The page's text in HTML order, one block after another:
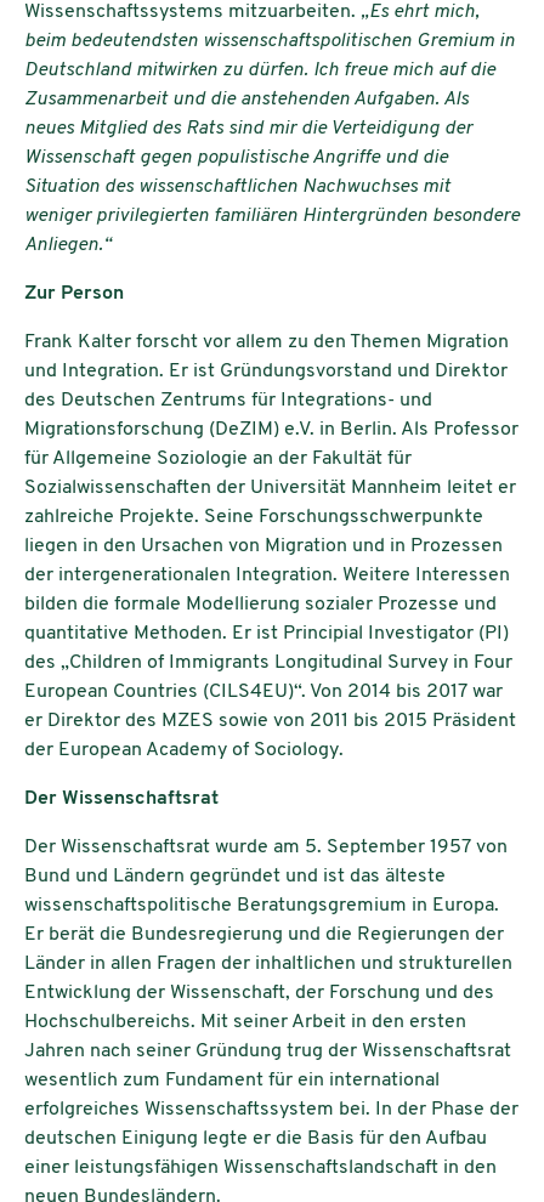
Wissenschaftssystems mitzuarbeiten. „Es ehrt mich,
beim bedeutendsten wissenschaftspolitischen Gremium in
Deutschland mitwirken zu dürfen. Ich freue mich auf die
Zusammenarbeit und die anstehenden Aufgaben. Als
neues Mitglied des Rats sind mir die Verteidigung der
Wissenschaft gegen populistische Angriffe und die
Situation des wissenschaftlichen Nachwuchses mit
weniger privilegierten familiären Hintergründen besondere
Anliegen.“
Zur Person
Frank Kalter forscht vor allem zu den Themen Migration
und Integration. Er ist Gründungsvorstand und Direktor
des Deutschen Zentrums für Integrations- und
Migrationsforschung (DeZIM) e.V. in Berlin. Als Professor
für Allgemeine Soziologie an der Fakultät für
Sozialwissenschaften der Universität Mannheim leitet er
zahlreiche Projekte. Seine Forschungsschwerpunkte
liegen in den Ursachen von Migration und in Prozessen
der intergenerationalen Integration. Weitere Interessen
bilden die formale Modellierung sozialer Prozesse und
quantitative Methoden. Er ist Principial Investigator (PI)
des „Children of Immigrants Longitudinal Survey in Four
European Countries (CILS4EU)“. Von 2014 bis 2017 war
er Direktor des MZES sowie von 2011 bis 2015 Präsident
der European Academy of Sociology.
Der Wissenschaftsrat
Der Wissenschaftsrat wurde am 5. September 1957 von
Bund und Ländern gegründet und ist das älteste
wissenschaftspolitische Beratungsgremium in Europa.
Er berät die Bundesregierung und die Regierungen der
Länder in allen Fragen der inhaltlichen und strukturellen
Entwicklung der Wissenschaft, der Forschung und des
Hochschulbereichs. Mit seiner Arbeit in den ersten
Jahren nach seiner Gründung trug der Wissenschaftsrat
wesentlich zum Fundament für ein international
erfolgreiches Wissenschaftssystem bei. In der Phase der
deutschen Einigung legte er die Basis für den Aufbau
einer leistungsfähigen Wissenschaftslandschaft in den
neuen Bundesländern.